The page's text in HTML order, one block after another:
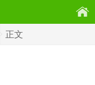
正文